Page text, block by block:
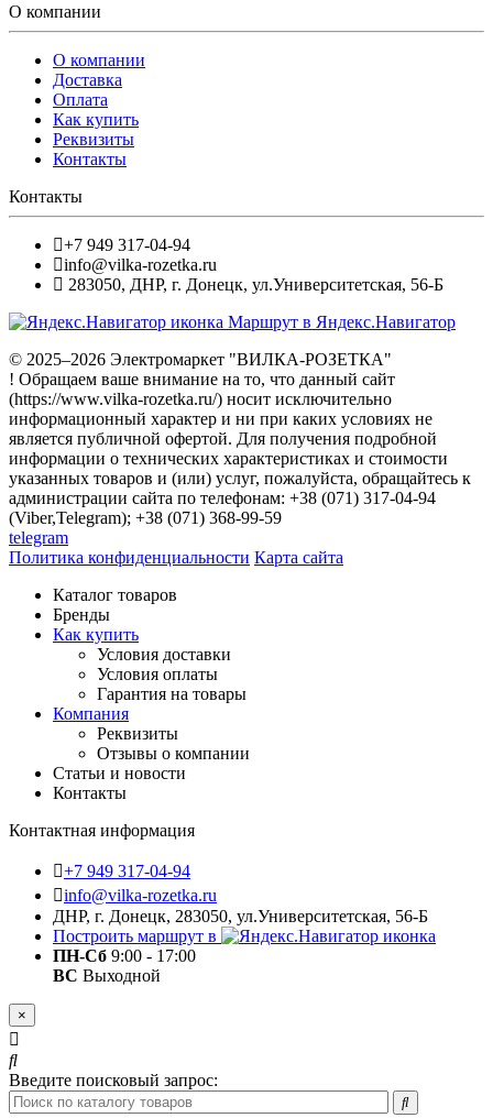
О компании
О компании
Доставка
Оплата
Как купить
Реквизиты
Контакты
Контакты
+7 949 317-04-94
info@vilka-rozetka.ru
283050, ДНР, г. Донецк, ул.Университетская, 56-Б
Маршрут в Яндекс.Навигатор
© 2025–2026 Электромаркет "ВИЛКА-РОЗЕТКА"
! Обращаем ваше внимание на то, что данный сайт
(https://www.vilka-rozetka.ru/) носит исключительно
информационный характер и ни при каких условиях не
является публичной офертой. Для получения подробной
информации о технических характеристиках и стоимости
указанных товаров и (или) услуг, пожалуйста, обращайтесь к
администрации сайта по телефонам: +38 (071) 317-04-94
(Viber,Telegram); +38 (071) 368-99-59
telegram
Политика конфиденциальности Карта сайта
Каталог товаров
Бренды
Как купить
Условия доставки
Условия оплаты
Гарантия на товары
Компания
Реквизиты
Отзывы о компании
Статьи и новости
Контакты
Контактная информация
+7 949 317-04-94
info@vilka-rozetka.ru
ДНР, г. Донецк, 283050, ул.Университетская, 56-Б
Построить маршрут в
ПН-Сб 9:00 - 17:00
ВС Выходной
×
Введите поисковый запрос: